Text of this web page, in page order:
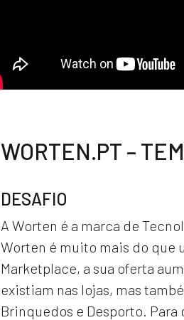
WORTEN.PT –
DESAFIO
A Worten é a marca de
Worten é muito mais do que
Marketplace, a sua oferta
existiam nas lojas, mas
Brinquedos e Desporto.